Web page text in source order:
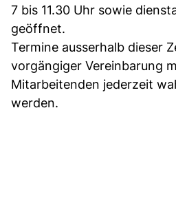
7 bis 11.30 Uhr sowie
geöffnet.
Termine ausserhalb dieser
vorgängiger Vereinbarung
Mitarbeitenden jederzeit
werden.